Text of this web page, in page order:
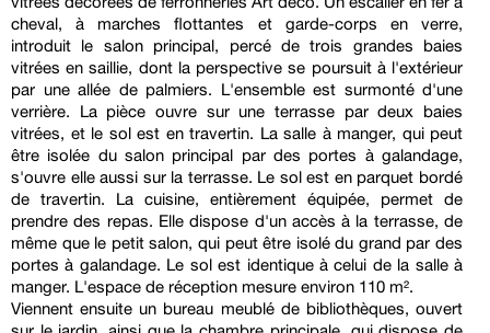
cheval, à marches flottantes et garde-corps en verre,
introduit le salon principal, percé de trois grandes baies
vitrées en saillie, dont la perspective se poursuit à l'extérieur
par une allée de palmiers. L'ensemble est surmonté d'une
verrière. La pièce ouvre sur une terrasse par deux baies
vitrées, et le sol est en travertin. La salle à manger, qui peut
être isolée du salon principal par des portes à galandage,
s'ouvre elle aussi sur la terrasse. Le sol est en parquet bordé
de travertin. La cuisine, entièrement équipée, permet de
prendre des repas. Elle dispose d'un accès à la terrasse, de
même que le petit salon, qui peut être isolé du grand par des
portes à galandage. Le sol est identique à celui de la salle à
manger. L'espace de réception mesure environ 110 m².
Viennent ensuite un bureau meublé de bibliothèques, ouvert